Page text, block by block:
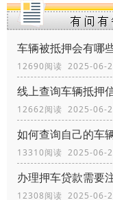
车辆被抵押会有哪
12690阅读 2025-06-
线上查询车辆抵押
12662阅读 2025-06-
如何查询自己的车
13310阅读 2025-06-
办理押车贷款需要
12308阅读 2025-06-